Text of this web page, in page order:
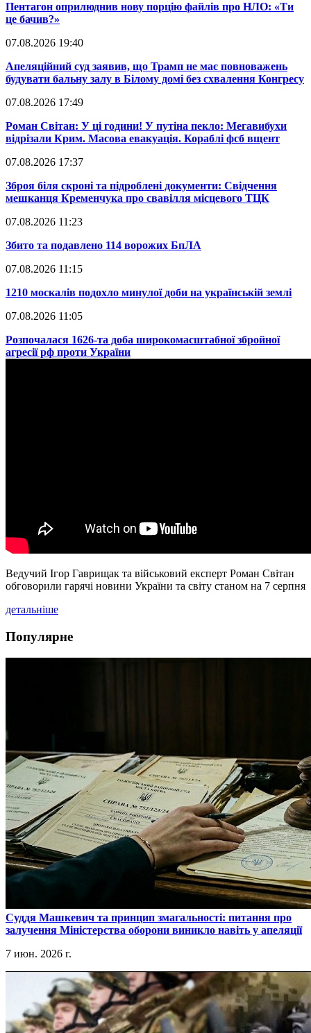
​Пентагон оприлюднив нову порцію файлів про НЛО: «Ти
це бачив?»
07.08.2026 19:40
​Апеляційний суд заявив, що Трамп не має повноважень
будувати бальну залу в Білому домі без схвалення Конгресу
07.08.2026 17:49
​Роман Світан: У ці години! У путіна пекло: Мегавибухи
відрізали Крим. Масова евакуація. Кораблі фсб вщент
07.08.2026 17:37
​Зброя біля скроні та підроблені документи: Свідчення
мешканця Кременчука про свавілля місцевого ТЦК
07.08.2026 11:23
​Збито та подавлено 114 ворожих БпЛА
07.08.2026 11:15
​1210 москалів подохло минулої доби на українській землі
07.08.2026 11:05
​Розпочалася 1626-та доба широкомасштабної збройної
агресії рф проти України
Ведучий Ігор Гаврищак та військовий експерт Роман Світан
обговорили гарячі новини України та світу станом на 7 серпня
детальніше
Популярне
​Суддя Машкевич та принцип змагальності: питання про
залучення Міністерства оборони виникло навіть у апеляції
7 июн. 2026 г.